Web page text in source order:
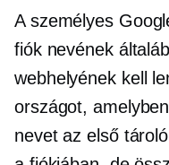
A személyes
fiók nevének
webhelyének kell
országot,
nevet az első